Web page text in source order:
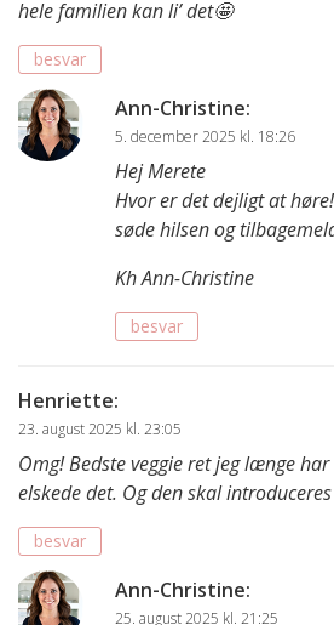
hele familien kan li’ det🤩
besvar
Ann-Christine:
5. december 2025 kl. 18:26
Hej Merete
Hvor er det dejligt at
søde hilsen og
Kh Ann-Christine
besvar
Henriette:
23. august 2025 kl. 23:05
Omg! Bedste veggie ret jeg længe
elskede det. Og den skal
besvar
Ann-Christine:
25. august 2025 kl. 21:25